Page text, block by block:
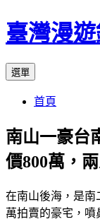
跳
至
要
臺灣漫
選單
首頁
南山一豪台
價800萬，
在南山後海，是南
萬拍賣的豪宅，噴